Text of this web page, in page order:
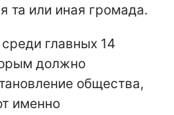
та или иная громада.
главных 14
должно
общества,
именно